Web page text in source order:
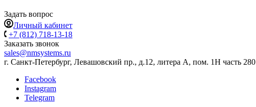
Задать вопрос
Личный кабинет
+7 (812) 718-13-18
Заказать звонок
sales@nmsystems.ru
г. Санкт-Петербург, Левашовский пр., д.12, литера А, пом. 1Н часть 280
Facebook
Instagram
Telegram